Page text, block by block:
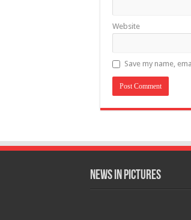
Website
Save my name,
News in Pictures